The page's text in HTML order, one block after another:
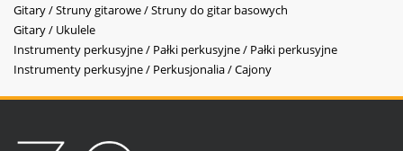
Gitary / Struny gitarowe / Struny do gitar basowych
Gitary / Ukulele
Instrumenty perkusyjne / Pałki perkusyjne / Pałki perkusyjne
Instrumenty perkusyjne / Perkusjonalia / Cajony